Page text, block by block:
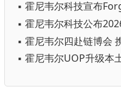
▪ 霍尼韦尔科技公布